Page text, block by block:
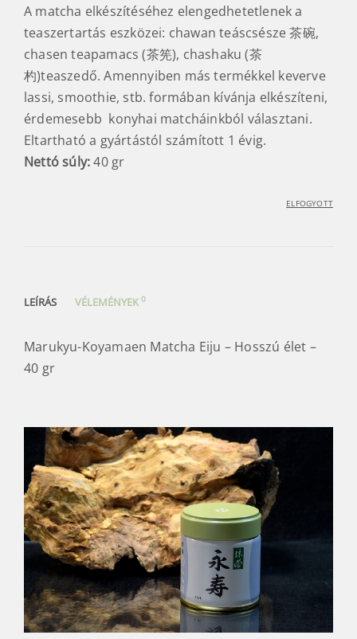
A matcha elkészítéséhez elengedhetetlenek a
teaszertartás eszközei: chawan teáscsésze 茶碗,
chasen teapamacs (茶筅), chashaku (茶
杓)teaszedő. Amennyiben más termékkel keverve
lassi, smoothie, stb. formában kívánja elkészíteni,
érdemesebb konyhai matcháinkból választani.
Eltartható a gyártástól számított 1 évig.
Nettó súly:40 gr
ELFOGYOTT
LEÍRÁS VÉLEMÉNYEK0
Marukyu-Koyamaen Matcha Eiju – Hosszú élet –
40 gr